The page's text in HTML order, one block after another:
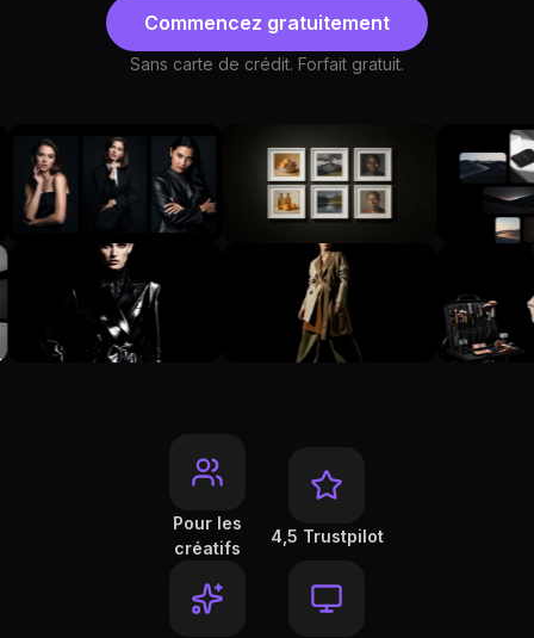
Commencez gratuitement
Sans carte de crédit. Forfait gratuit.
Pour les
créatifs
4,5 Trustpilot